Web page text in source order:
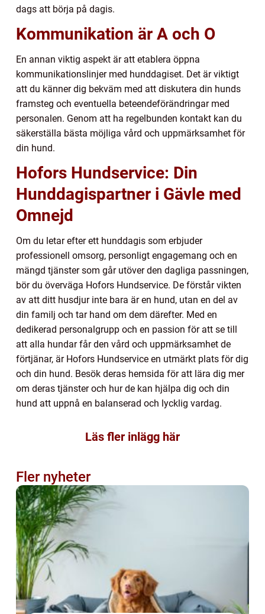
dags att börja på dagis.
Kommunikation är A och O
En annan viktig aspekt är att etablera öppna
kommunikationslinjer med hunddagiset. Det är viktigt
att du känner dig bekväm med att diskutera din hunds
framsteg och eventuella beteendeförändringar med
personalen. Genom att ha regelbunden kontakt kan du
säkerställa bästa möjliga vård och uppmärksamhet för
din hund.
Hofors Hundservice: Din
Hunddagispartner i Gävle med
Omnejd
Om du letar efter ett hunddagis som erbjuder
professionell omsorg, personligt engagemang och en
mängd tjänster som går utöver den dagliga passningen,
bör du överväga Hofors Hundservice. De förstår vikten
av att ditt husdjur inte bara är en hund, utan en del av
din familj och tar hand om dem därefter. Med en
dedikerad personalgrupp och en passion för att se till
att alla hundar får den vård och uppmärksamhet de
förtjänar, är Hofors Hundservice en utmärkt plats för dig
och din hund. Besök deras hemsida för att lära dig mer
om deras tjänster och hur de kan hjälpa dig och din
hund att uppnå en balanserad och lycklig vardag.
Läs fler inlägg här
Fler nyheter